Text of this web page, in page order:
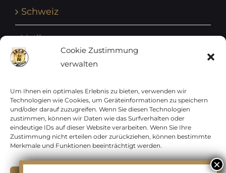
Cookie Zustimmung
verwalten
Um Ihnen ein optimales Erlebnis zu bieten, verwenden wir
Technologien wie Cookies, um Geräteinformationen zu speichern
und/oder darauf zuzugreifen. Wenn Sie diesen Technologien
zustimmen, können wir Daten wie das Surfverhalten oder
eindeutige IDs auf dieser Website verarbeiten. Wenn Sie Ihre
Zustimmung nicht erteilen oder zurückziehen, können bestimmte
Merkmale und Funktionen beeinträchtigt werden.
Schweiz
Vatikan
Vereinte Nationen
Vorphilatelie
Zensurbelege Österreich
Zensurbelege Schweiz